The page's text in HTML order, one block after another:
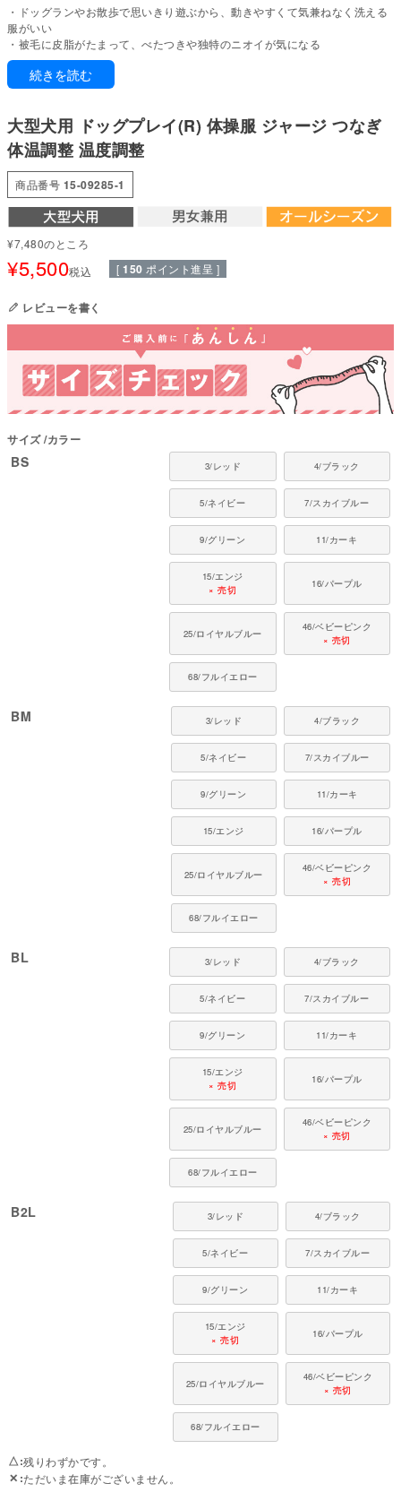
・ドッグランやお散歩で思いきり遊ぶから、動きやすくて気兼ねなく洗える
服がいい
・被毛に皮脂がたまって、べたつきや独特のニオイが気になる
・抜け毛対策など日常的に使える扱いやすいウエアが欲しい
・大型犬に合うサイズのウエアが見つからない
ジャージ部にようこそ。サイドラインが効いた部活スタイルが、いつものお
出かけをもっと楽しく。お気に入りの色を選べば、ご家族みんなでおそろい
コーデも楽しめます。動きやすさと機能性にこだわった素材だから、お散歩
もドッグランも思いきり。ダックス・小型犬から大型犬、猫まで、幅広い子
に着せられる一枚です。
通年使える素材感で、毎日のケアや抜け毛対策まで日常的に幅広く活躍しま
す。
■ 本製品の特徴
【多機能ハイブリッド素材】
【温度差をやわらげる素材】
季節や室内外の温度差に合わせて、体温の変化をサポートします。
【抗菌・防臭加工】
汗や雑菌の繁殖を抑え、気になるニオイをやわらげます。
【全身を包む四つ足タイプ】
首から胸・背中・四肢までしっかりカバー
【大体型にも対応しやすい設計】
丈感を考慮し、胴長シルエットにも合わせやすい。
・消臭・抗菌加工で雑菌の繁殖やニオイを抑えます
・肌と同じ弱酸性のpH水準をキープするコントロール機能
・暑い時は湿気を逃がして冷却、寒い時は湿気を吸収して保温するハイブリ
●本体：クール・デ・ホットエクス(ポリエステル100%)
●厚さ（5段階）：2
●お手入れ：手洗い又は、裏返し洗濯ネットを使用。
ファスナー・ボタン・面テープがある商品は、しっかり止めた状態で洗濯を
ゴールデンレトリバー、ダルメシアン、ラブラドールレトリバー、ボーダー
コリー、ハスキー、ジャーマンシェパード、スタンダードプードル など
Q. つなぎ・Tシャツ・ワンピースはどう選べばいい？
A. つなぎは全身を覆って体温調整しやすく、Tシャツは手軽な普段使いに、
い。
Q. 家族や多頭でおそろいにできますか？
A. 同じデザインを小型犬から大型犬・猫まで幅広いサイズで展開。体格差が
あっても、ご家族みんなでおそろいコーデを楽しめます。
フルオブビガーは、犬や猫の習性と動きを研究し、毎日に寄り添うウエアを
届けています。愛犬・愛猫の心地よい毎日を、これからも支えていきます。
続きを読む
大型犬用 ドッグプレイ(R) 体操服 ジャージ つなぎ
体温調整 温度調整
商品番号 15-09285-1
¥7,480のところ
¥5,500税込 [ 150 ポイント進呈 ]
レビューを書く
サイズ カラー
BS 3/レッド 4/ブラック
5/ネイビー 7/スカイブルー
9/グリーン 11/カーキ
15/エンジ
× 売切
16/パープル
25/ロイヤルブルー
46/ベビーピンク
× 売切
68/フルイエロー
BM 3/レッド 4/ブラック
5/ネイビー 7/スカイブルー
9/グリーン 11/カーキ
15/エンジ 16/パープル
25/ロイヤルブルー
46/ベビーピンク
× 売切
68/フルイエロー
BL 3/レッド 4/ブラック
5/ネイビー 7/スカイブルー
9/グリーン 11/カーキ
15/エンジ
× 売切
16/パープル
25/ロイヤルブルー
46/ベビーピンク
× 売切
68/フルイエロー
B2L 3/レッド 4/ブラック
5/ネイビー 7/スカイブルー
9/グリーン 11/カーキ
15/エンジ
× 売切
16/パープル
25/ロイヤルブルー
46/ベビーピンク
× 売切
68/フルイエロー
△ 残りわずかです。
✕ ただいま在庫がございません。